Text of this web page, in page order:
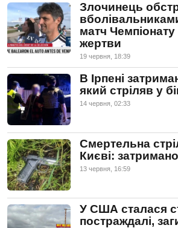
Злочинець
матч Чемпіонату
жертви
19 червня, 18:39
В Ірпені
який стріляв у
14 червня, 02:33
Смертельна
Києві:
13 червня, 16:59
У США сталася
постраждалі,